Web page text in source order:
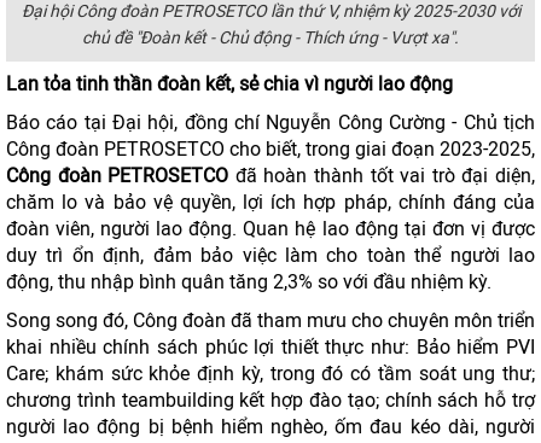
Đại hội Công đoàn PETROSETCO lần thứ V, nhiệm kỳ 2025-2030 với
chủ đề "Đoàn kết - Chủ động - Thích ứng - Vượt xa".
Lan tỏa tinh thần đoàn kết, sẻ chia vì người lao động
Báo cáo tại Đại hội, đồng chí Nguyễn Công Cường - Chủ tịch
Công đoàn PETROSETCO cho biết, trong giai đoạn 2023-2025,
Công đoàn PETROSETCO đã hoàn thành tốt vai trò đại diện,
chăm lo và bảo vệ quyền, lợi ích hợp pháp, chính đáng của
đoàn viên, người lao động. Quan hệ lao động tại đơn vị được
duy trì ổn định, đảm bảo việc làm cho toàn thể người lao
động, thu nhập bình quân tăng 2,3% so với đầu nhiệm kỳ.
Song song đó, Công đoàn đã tham mưu cho chuyên môn triển
khai nhiều chính sách phúc lợi thiết thực như: Bảo hiểm PVI
Care; khám sức khỏe định kỳ, trong đó có tầm soát ung thư;
chương trình teambuilding kết hợp đào tạo; chính sách hỗ trợ
người lao động bị bệnh hiểm nghèo, ốm đau kéo dài, người